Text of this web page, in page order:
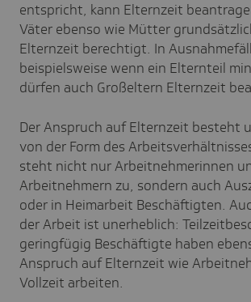
entspricht, kann Elternzeit
Väter ebenso wie Mütter
Elternzeit berechtigt. In
beispielsweise wenn ein Elternteil
dürfen auch Großeltern Elternzeit
Der Anspruch auf Elternzeit besteht
von der Form des
steht nicht nur Arbeitnehmerinnen
Arbeitnehmern zu, sondern auch
oder in Heimarbeit Beschäftigten.
der Arbeit ist unerheblich:
geringfügig Beschäftigte haben
Anspruch auf Elternzeit wie
Vollzeit arbeiten.